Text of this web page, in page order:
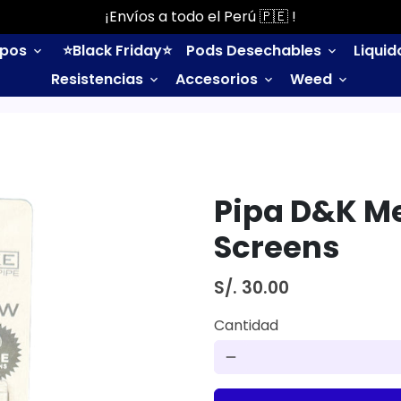
¡Envíos a todo el Perú 🇵🇪 !
keyboard_arrow_down ⭐️Black Friday⭐️ Pods Desechables keyboard_arrow_down
Resistencias keyboard_arrow_down Accesorios keyboard_arrow_down Weed keyboard_arrow_down
Pipa D&K
Screens
S/. 30.00
Cantidad
remove